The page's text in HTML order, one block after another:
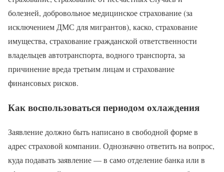
болезней, добровольное медицинское страхование (за
исключением ДМС для мигрантов), каско, страхование
имущества, страхование гражданской ответственности
владельцев автотранспорта, водного транспорта, за
причинение вреда третьим лицам и страхование
финансовых рисков.
Как воспользоваться периодом охлаждения
Заявление должно быть написано в свободной форме в
адрес страховой компании. Однозначно ответить на вопрос,
куда подавать заявление — в само отделение банка или в